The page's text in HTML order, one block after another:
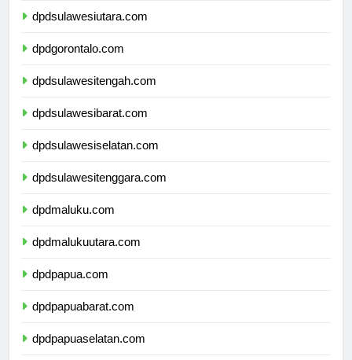
dpdsulawesiutara.com
dpdgorontalo.com
dpdsulawesitengah.com
dpdsulawesibarat.com
dpdsulawesiselatan.com
dpdsulawesitenggara.com
dpdmaluku.com
dpdmalukuutara.com
dpdpapua.com
dpdpapuabarat.com
dpdpapuaselatan.com